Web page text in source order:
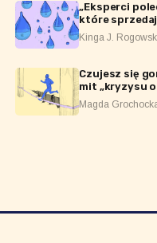
„Eksperci polecają” – czyli kto?
które
Kinga J.
Czujesz się
mit „kryzysu
Magda